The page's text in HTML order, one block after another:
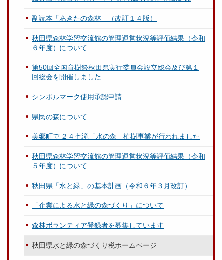
副読本「あきたの森林」（改訂１４版）
秋田県森林学習交流館の管理運営状況等評価結果（令和
６年度）について
第50回全国育樹祭秋田県実行委員会設立総会及び第１
回総会を開催しました
シンボルマーク使用承認申請
県民の森について
美郷町で‘２４七滝「水の森」植樹事業が行われました
秋田県森林学習交流館の管理運営状況等評価結果（令和
５年度）について
秋田県「水と緑」の基本計画（令和６年３月改訂）
「企業による水と緑の森づくり」について
森林ボランティア登録者を募集しています
秋田県水と緑の森づくり税ホームページ